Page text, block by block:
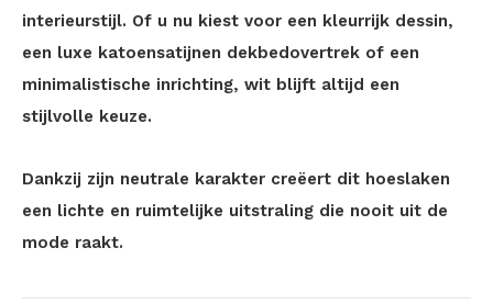
interieurstijl. Of u nu kiest voor een kleurrijk dessin,
een luxe katoensatijnen dekbedovertrek of een
minimalistische inrichting, wit blijft altijd een
stijlvolle keuze.
Dankzij zijn neutrale karakter creëert dit hoeslaken
een lichte en ruimtelijke uitstraling die nooit uit de
mode raakt.